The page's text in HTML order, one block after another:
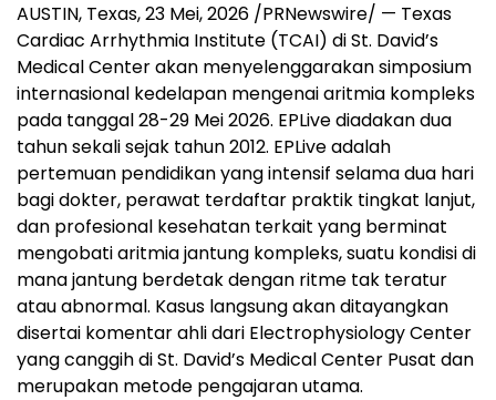
AUSTIN, Texas,23 Mei, 2026 /PRNewswire/ — Texas
Cardiac Arrhythmia Institute (TCAI) di St. David’s
Medical Center akan menyelenggarakan simposium
internasional kedelapan mengenai aritmia kompleks
pada tanggal 28-29 Mei 2026. EPLive diadakan dua
tahun sekali sejak tahun 2012. EPLive adalah
pertemuan pendidikan yang intensif selama dua hari
bagi dokter, perawat terdaftar praktik tingkat lanjut,
dan profesional kesehatan terkait yang berminat
mengobati aritmia jantung kompleks, suatu kondisi di
mana jantung berdetak dengan ritme tak teratur
atau abnormal. Kasus langsung akan ditayangkan
disertai komentar ahli dari Electrophysiology Center
yang canggih di St. David’s Medical Center Pusat dan
merupakan metode pengajaran utama.